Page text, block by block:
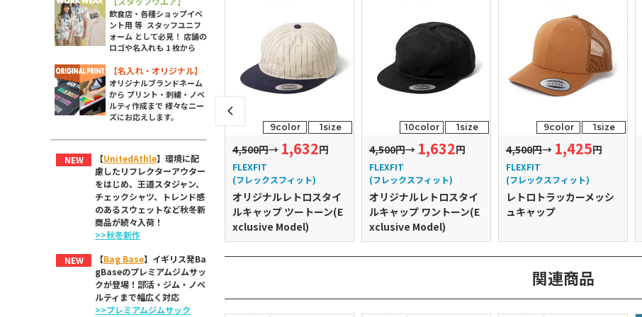
FLEXFIT
(フレックスフィット)
Premium Classic Snap
back 2-Tone
9color 1size
4,500円→ 1,632円
FLEXFIT
(フレックスフィット)
オリジナルレトロスタイ
ルキャップ ツートーン(E
xclusive Model)
10color 1size
4,500円→ 1,632円
FLEXFIT
(フレックスフィット)
オリジナルレトロスタイ
ルキャップ ワントーン(E
xclusive Model)
9color 1size
4,500円→ 1,425円
FLEXFIT
(フレックスフィット)
レトロトラッカーメッシ
ュキャップ
関連商品
飲食店・各種ショップイベ
ント用 等 スタッフユニフ
ォーム として必見！ 店舗の
ロゴや名入れも 1 枚から
【名入れ・オリジナル】
オリジナルブランドネーム
から プリント・刺繍・ノベ
ルティ作成まで 様々なニー
ズにお応えします。
NEW 【UnitedAthle】環境に配
慮したリフレクターアウター
をはじめ、王道スタジャン、
チェックシャツ、トレンド感
のあるスウェットなど秋冬新
商品が続々入荷！
>>秋冬新作
NEW 【Bag Base】イギリス発Ba
gBaseのプレミアムジムサッ
クが登場！部活・ジム・ノベ
ルティまで幅広く対応
>>プレミアムジムサック